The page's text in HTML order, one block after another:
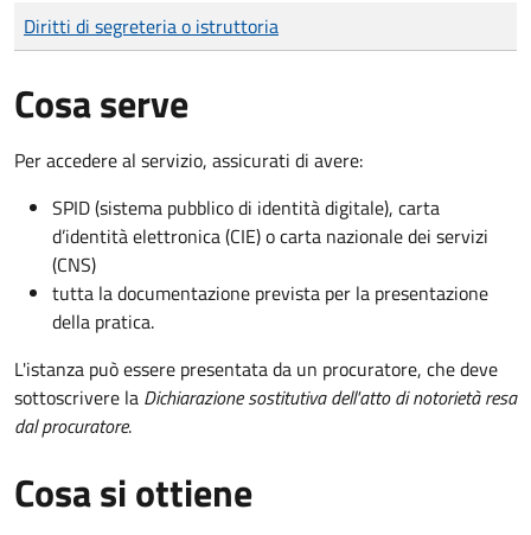
Tipo di pagamento
Importo
Diritti di segreteria o istruttoria
Cosa serve
Per accedere al servizio, assicurati di avere:
SPID (sistema pubblico di identità digitale), carta
d’identità elettronica (CIE) o carta nazionale dei servizi
(CNS)
tutta la documentazione prevista per la presentazione
della pratica.
L'istanza può essere presentata da un procuratore, che deve
sottoscrivere la Dichiarazione sostitutiva dell'atto di notorietà resa
dal procuratore.
Cosa si ottiene